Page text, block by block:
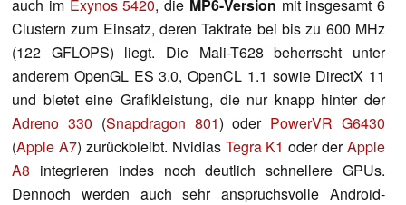
auch im Exynos 5420, die MP6-Version mit insgesamt 6
Clustern zum Einsatz, deren Taktrate bei bis zu 600 MHz
(122 GFLOPS) liegt. Die Mali-T628 beherrscht unter
anderem OpenGL ES 3.0, OpenCL 1.1 sowie DirectX 11
und bietet eine Grafikleistung, die nur knapp hinter der
Adreno 330 (Snapdragon 801) oder PowerVR G6430
(Apple A7) zurückbleibt. Nvidias Tegra K1 oder derApple
A8 integrieren indes noch deutlich schnellere GPUs.
Dennoch werden auch sehr anspruchsvolle Android-